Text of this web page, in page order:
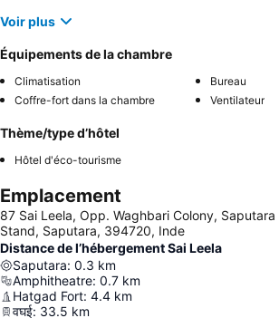
Voir plus
Équipements de la chambre
Climatisation
Bureau
Coffre-fort dans la chambre
Ventilateur
Thème/type d’hôtel
Hôtel d'éco-tourisme
Emplacement
87 Sai Leela, Opp. Waghbari Colony,
Stand, Saputara, 394720, Inde
Distance de l’hébergement Sai Leela
Saputara: 0.3 km
Amphitheatre: 0.7 km
Hatgad Fort: 4.4 km
वघई: 33.5 km